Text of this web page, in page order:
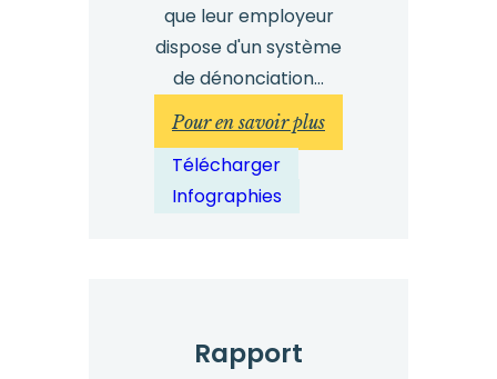
que leur employeur
dispose d'un système
de dénonciation...
Pour en savoir plus:
Journée
Télécharger
Infographies
Rapport